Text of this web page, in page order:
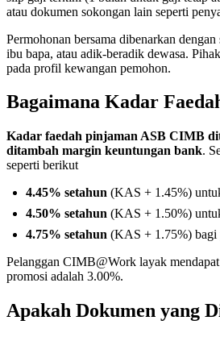
atau dokumen sokongan lain seperti
Permohonan bersama dibenarkan
ibu bapa, atau adik-beradik dewasa.
pada profil kewangan pemohon.
Bagaimana Kadar
Kadar faedah pinjaman ASB CIMB
ditambah margin keuntungan bank.
seperti berikut
4.45% setahun (KAS + 1.45%)
4.50% setahun (KAS + 1.50%)
4.75% setahun (KAS + 1.75%) bagi
Pelanggan CIMB@Work layak
promosi adalah 3.00%.
Apakah Dokumen yang